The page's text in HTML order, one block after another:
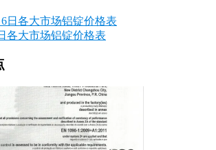
各大市场铝锭价格表